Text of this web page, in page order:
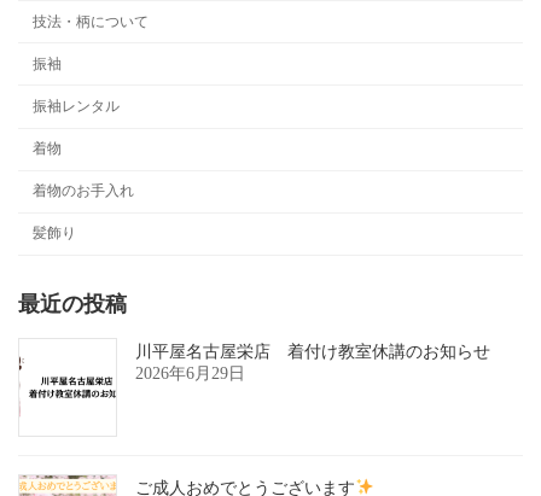
技法・柄について
振袖
振袖レンタル
着物
着物のお手入れ
髪飾り
最近の投稿
川平屋名古屋栄店 着付け教室休講のお知らせ
2026年6月29日
ご成人おめでとうございます